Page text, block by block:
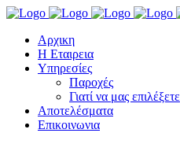
Αρχικη
Η Εταιρεια
Υπηρεσίες
Παροχές
Γιατί να μας επιλέξετε
Αποτελέσματα
Επικοινωνια